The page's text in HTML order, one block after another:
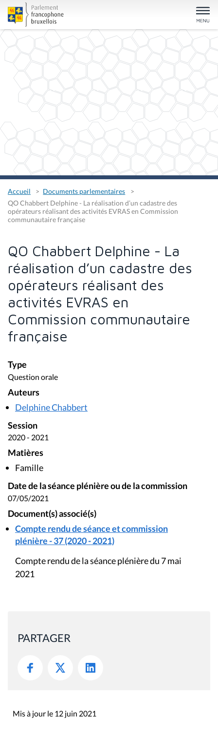
Accueil
Documents parlementaires
QO Chabbert Delphine - La réalisation d’un cadastre des
opérateurs réalisant des activités EVRAS en Commission
communautaire française
QO Chabbert Delphine - La
réalisation d’un cadastre des
opérateurs réalisant des
activités EVRAS en
Commission communautaire
française
Type
Question orale
Auteurs
Delphine Chabbert
Session
2020 - 2021
Matières
Famille
Date de la séance plénière ou de la commission
07/05/2021
Document(s) associé(s)
Compte rendu de séance et commission
plénière - 37 (2020 - 2021)
Compte rendu de la séance plénière du 7 mai
2021
PARTAGER
Mis à jour le 12 juin 2021